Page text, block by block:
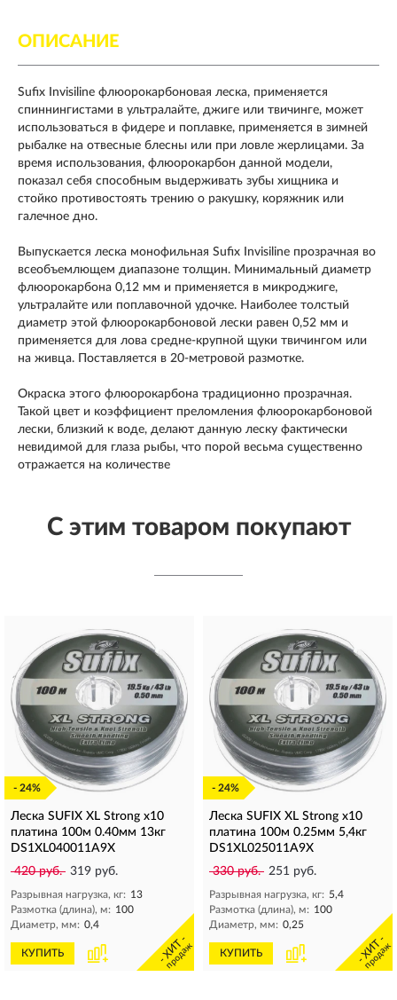
ОПИСАНИЕ
Sufix Invisiline флюорокарбоновая леска, применяется
спиннингистами в ультралайте, джиге или твичинге, может
использоваться в фидере и поплавке, применяется в зимней
рыбалке на отвесные блесны или при ловле жерлицами. За
время использования, флюорокарбон данной модели,
показал себя способным выдерживать зубы хищника и
стойко противостоять трению о ракушку, коряжник или
галечное дно.
Выпускается леска монофильная Sufix Invisiline прозрачная во
всеобъемлющем диапазоне толщин. Минимальный диаметр
флюорокарбона 0,12 мм и применяется в микроджиге,
ультралайте или поплавочной удочке. Наиболее толстый
диаметр этой флюорокарбоновой лески равен 0,52 мм и
применяется для лова средне-крупной щуки твичингом или
на живца. Поставляется в 20-метровой размотке.
Окраска этого флюорокарбона традиционно прозрачная.
Такой цвет и коэффициент преломления флюорокарбоновой
лески, близкий к воде, делают данную леску фактически
невидимой для глаза рыбы, что порой весьма существенно
отражается на количестве
С этим товаром покупают
- 24%
Леска SUFIX XL Strong x10
платина 100м 0.40мм 13кг
DS1XL040011A9X
420 руб. 319 руб.
Разрывная нагрузка, кг: 13
Размотка (длина), м: 100
Диаметр, мм: 0,4
КУПИТЬ - ХИТ -
продаж
- 24%
Леска SUFIX XL Strong x10
платина 100м 0.25мм 5,4кг
DS1XL025011A9X
330 руб. 251 руб.
Разрывная нагрузка, кг: 5,4
Размотка (длина), м: 100
Диаметр, мм: 0,25
КУПИТЬ - ХИТ -
продаж